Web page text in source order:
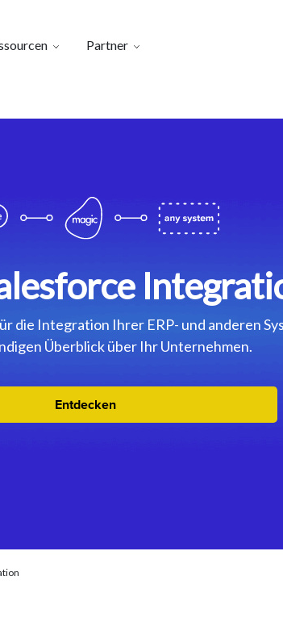
Partner
die Integration Ihrer ERP- und anderen
Überblick über Ihr Unternehmen.
Entdecken